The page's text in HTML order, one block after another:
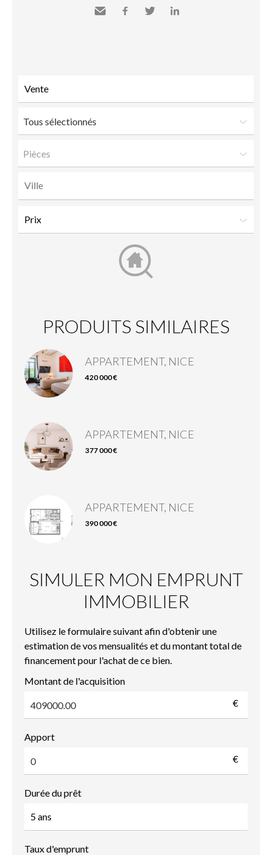
Tous sélectionnés
Pièces
PRODUITS SIMILAIRES
APPARTEMENT, NICE
420 000 €
APPARTEMENT, NICE
377 000 €
APPARTEMENT, NICE
390 000 €
SIMULER MON EMPRUNT
IMMOBILIER
Utilisez le formulaire suivant afin d'obtenir une
estimation de vos mensualités et du montant total de
financement pour l'achat de ce bien.
Montant de l'acquisition
€
Apport
€
Durée du prêt
Taux d'emprunt